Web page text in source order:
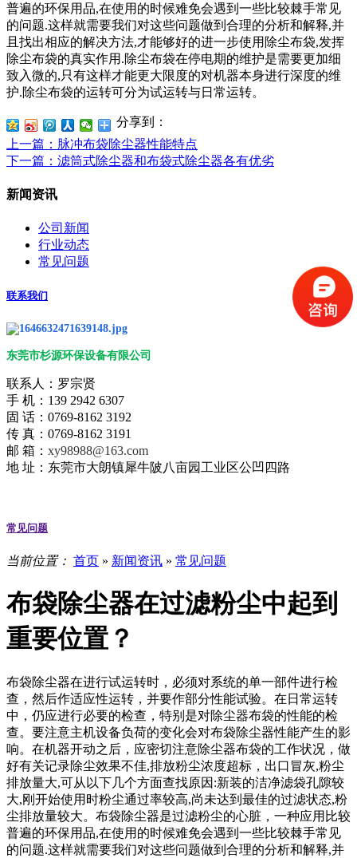
普遍的环保用品,在使用的时候难免会遇到一些比较棘手常见
的问题.这样就需要我们对这些问题做到合理的分析和解释,并
且找出相应的解决方法,才能够好的进一步使用除尘布袋,发挥
除尘布袋的真实作用.除尘布袋在停电期的维护是需要更加细
致入微的,只有这样才能更大限度的对机器本身进行深度的维
护.除尘布袋的运转可分为试运转与日常运转。
分享到：
上一篇 ：脉冲布袋除尘器性能特点
下一篇 ：滤筒式除尘器和布袋式除尘器各有优劣
新闻资讯
公司新闻
行业动态
常见问题
联系我们
东莞市杉源环保设备有限公司
联系人：罗宗贤
手 机：139 2942 6307
固 话：0769-8162 3192
传 真：0769-8162 3191
邮 箱： xy98988@163.com
地 址：东莞市大朗镇犀牛陂八亩园工业区公凹四路
常见问题
当前位置： 首页 » 新闻资讯 » 常见问题
布袋除尘器在过滤粉尘中起到
重要位置？
布袋除尘器在进行试运转时，必须对系统的单一部件进行检
查，然后作适应性运转，并要作部分性能试验。在日常运转
中，仍应进行必要的检查，特别是对除尘器布袋的性能的检
查。要注意主机设备负荷的变化会对布袋除尘器性能产生的影
响。在机器开动之后，应密切注意除尘器布袋的工作状况，做
好有关记录除尘效果不佳,排放粉尘浓度超标，出口冒灰,粉尘
排放量大,可从以下几个方面查找原因:新装的洁净滤袋孔隙较
大,刚开始使用时粉尘通过率较高,尚未达到最佳的过滤状态,粉
尘排放量较大。布袋除尘器是过滤粉尘的心脏，一种应用比较
普遍的环保用品,在使用的时候难免会遇到一些比较棘手常见
的问题.这样就需要我们对这些问题做到合理的分析和解释,并